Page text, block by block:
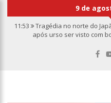
9 de
11:53
Tragédia no norte do
após urso ser visto com
esquartejada em